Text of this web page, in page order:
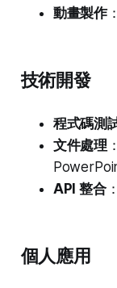
動畫製作
技術開發
程式碼測
文件處理
API 整合
個人應用